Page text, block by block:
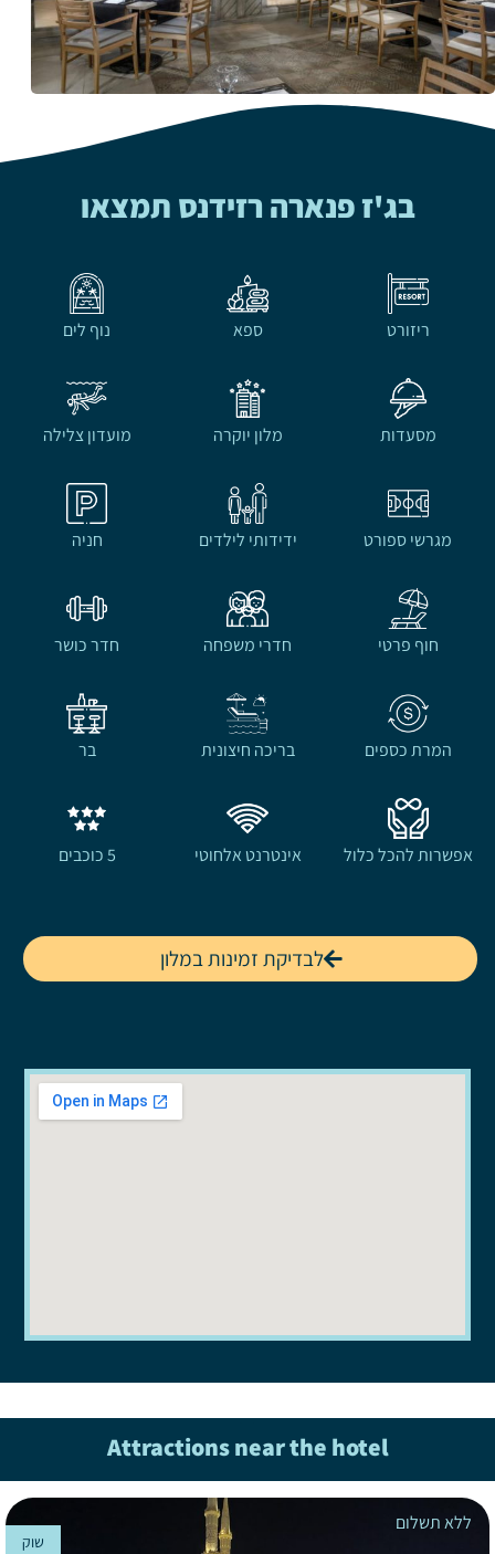
בג'ז פנארה רזידנס תמצאו
ריזורט ספא נוף לים
מסעדות מלון יוקרה מועדון צלילה
מגרשי ספורט ידידותי לילדים חניה
חוף פרטי חדרי משפחה חדר כושר
המרת כספים בריכה חיצונית בר
אפשרות להכל כלול אינטרנט אלחוטי 5 כוכבים
לבדיקת זמינות במלון
Attractions near the hotel
ללא תשלום
שוק